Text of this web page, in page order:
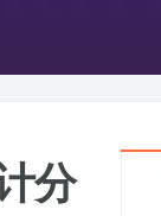
分